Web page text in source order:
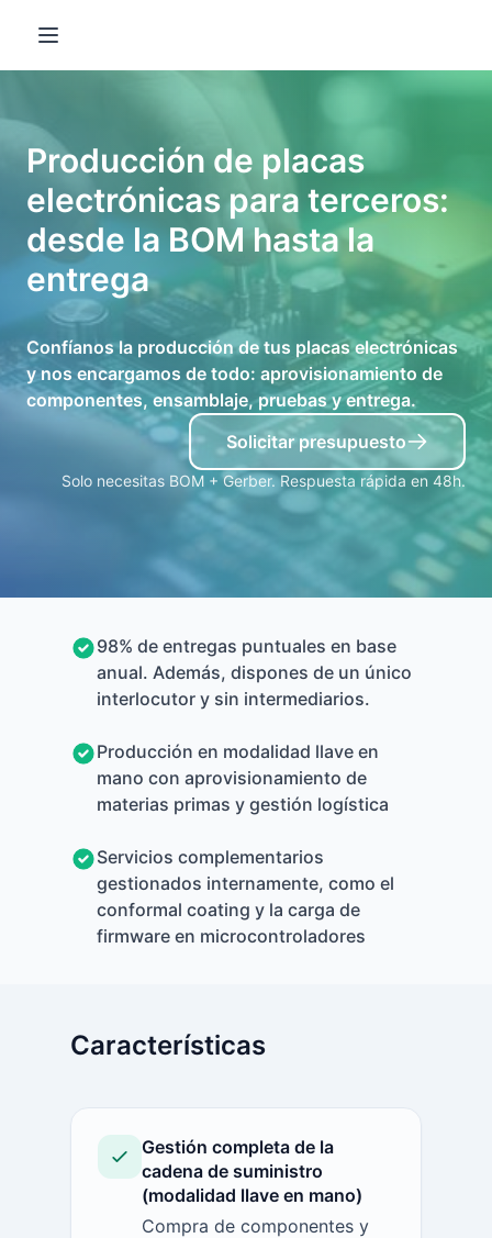
Open main menu
Producción de placas
electrónicas para terceros:
desde la BOM hasta la
entrega
Confíanos la producción de tus placas electrónicas
y nos encargamos de todo: aprovisionamiento de
componentes, ensamblaje, pruebas y entrega.
Solicitar presupuesto
Solo necesitas BOM + Gerber. Respuesta rápida en 48h.
98% de entregas puntuales en base
anual. Además, dispones de un único
interlocutor y sin intermediarios.
Producción en modalidad llave en
mano con aprovisionamiento de
materias primas y gestión logística
Servicios complementarios
gestionados internamente, como el
conformal coating y la carga de
firmware en microcontroladores
Características
Gestión completa de la
cadena de suministro
(modalidad llave en mano)
Compra de componentes y